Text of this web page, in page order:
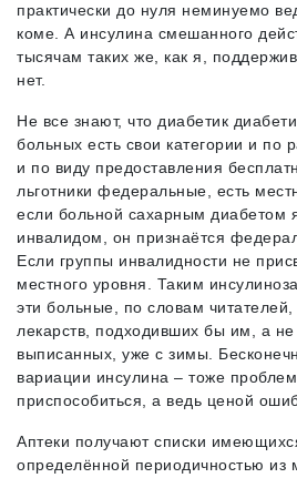
практически до нуля неминуемо
коме. А инсулина смешанного
тысячам таких же, как я,
нет.
Не все знают, что диабетик
больных есть свои категории и по
и по виду предоставления
льготники федеральные, есть
если больной сахарным диабетом
инвалидом, он признаётся
Если группы инвалидности не
местного уровня. Таким
эти больные, по словам
лекарств, подходивших бы им, а
выписанных, уже с зимы.
вариации инсулина – тоже
приспособиться, а ведь ценой
Аптеки получают списки
определённой периодичностью из